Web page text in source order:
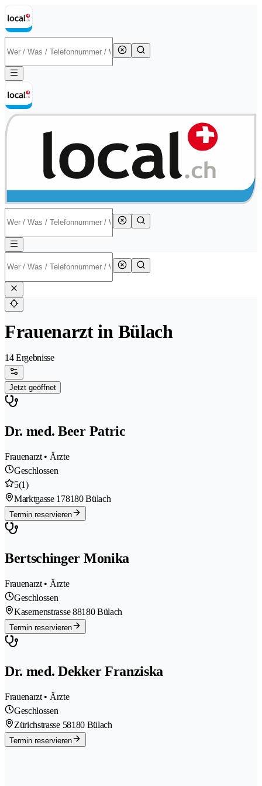
Frauenarzt in Bülach
14 Ergebnisse
Jetzt geöffnet
Dr. med. Beer Patric
Frauenarzt • Ärzte
Geschlossen
5(1)
Marktgasse 178180 Bülach
Termin reservieren
Bertschinger Monika
Frauenarzt • Ärzte
Geschlossen
Kasernenstrasse 88180 Bülach
Termin reservieren
Dr. med. Dekker Franziska
Frauenarzt • Ärzte
Geschlossen
Zürichstrasse 58180 Bülach
Termin reservieren